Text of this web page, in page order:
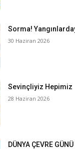
Sorma!
30 Haziran 2026
Sevinçliyiz Hepimiz
28 Haziran 2026
DÜNYA ÇEVRE